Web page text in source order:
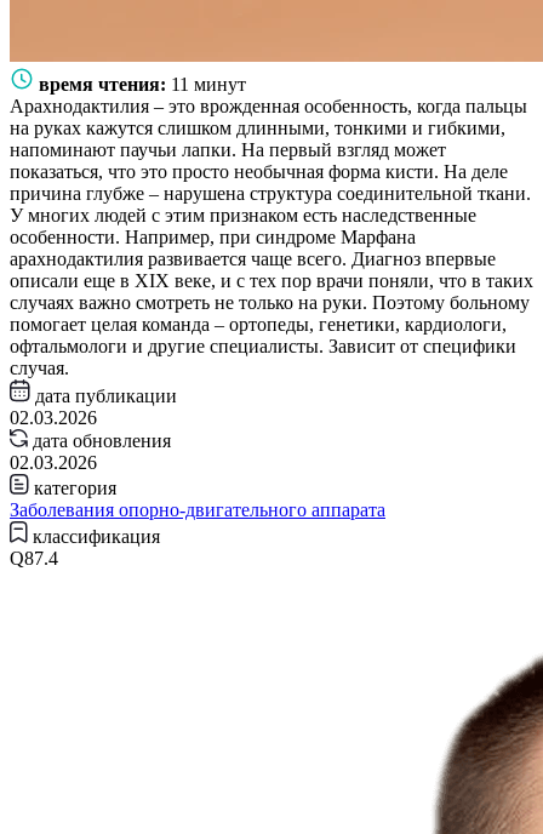
время чтения: 11 минут
Арахнодактилия – это врожденная особенность, когда пальцы
на руках кажутся слишком длинными, тонкими и гибкими,
напоминают паучьи лапки. На первый взгляд может
показаться, что это просто необычная форма кисти. На деле
причина глубже – нарушена структура соединительной ткани.
У многих людей с этим признаком есть наследственные
особенности. Например, при синдроме Марфана
арахнодактилия развивается чаще всего. Диагноз впервые
описали еще в XIX веке, и с тех пор врачи поняли, что в таких
случаях важно смотреть не только на руки. Поэтому больному
помогает целая команда – ортопеды, генетики, кардиологи,
офтальмологи и другие специалисты. Зависит от специфики
случая.
дата публикации
02.03.2026
дата обновления
02.03.2026
категория
Заболевания опорно-двигательного аппарата
классификация
Q87.4